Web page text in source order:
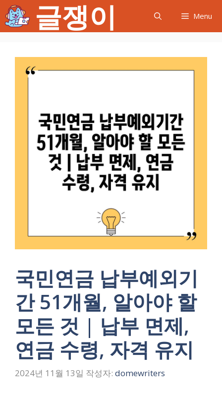
텐
츠
글쟁이 Menu
국민연금 납부예외기
간 51개월, 알아야 할
모든 것 | 납부 면제,
연금 수령, 자격 유지
2024년 11월 13일 작성자: domewriters